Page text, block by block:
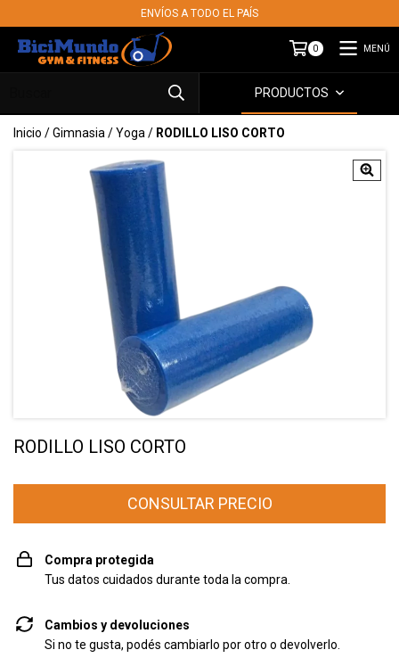
ENVÍOS A TODO EL PAÍS
0 MENÚ
PRODUCTOS
Inicio /Gimnasia/Yoga/ RODILLO LISO CORTO
RODILLO LISO CORTO
Compra protegida
Tus datos cuidados durante toda la compra.
Cambios y devoluciones
Si no te gusta, podés cambiarlo por otro o devolverlo.